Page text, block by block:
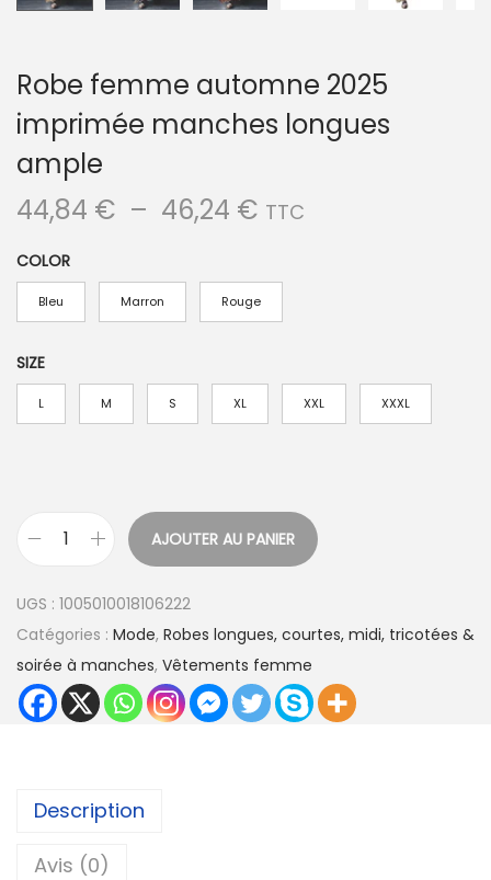
Robe femme automne 2025
imprimée manches longues
ample
44,84 € – 46,24 € P
g
e
e
p
x
:
4
,
8
4
TTC
COLOR
Bleu Marron Rouge
SIZE
L M S XL XXL XXXL
a
n
t
R
AJOUTER AU PANIER
UGS : 1005010018106222
Catégories : Mode, Robes longues, courtes, midi, tricotées &
soirée à manches, Vêtements femme
Description
Avis (0)